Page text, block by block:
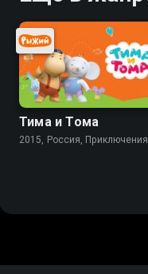
Тима и Тома
2015, Россия, Приключения